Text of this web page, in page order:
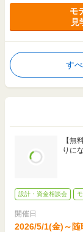
モ
見
す
【無
りに
設計・資金相談会
開催日
2026/5/1(金)～随